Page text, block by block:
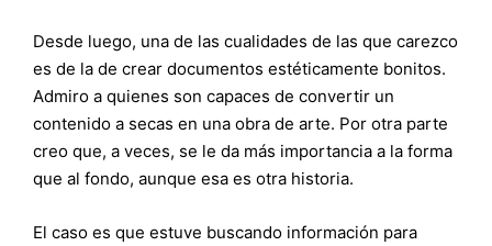
Desde luego, una de las cualidades de las que carezco
es de la de crear documentos estéticamente bonitos.
Admiro a quienes son capaces de convertir un
contenido a secas en una obra de arte. Por otra parte
creo que, a veces, se le da más importancia a la forma
que al fondo, aunque esa es otra historia.
El caso es que estuve buscando información para